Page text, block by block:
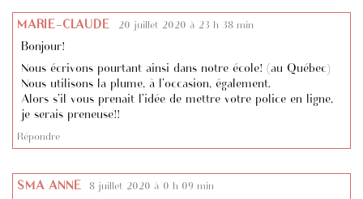
MARIE-CLAUDE 20 juillet 2020 à 23 h 38 min
Bonjour!
Nous écrivons pourtant ainsi dans notre école! (au Québec)
Nous utilisons la plume, à l’occasion, également.
Alors s’il vous prenait l’idée de mettre votre police en ligne,
je serais preneuse!!
Répondre
SMA ANNE 8 juillet 2020 à 0 h 09 min